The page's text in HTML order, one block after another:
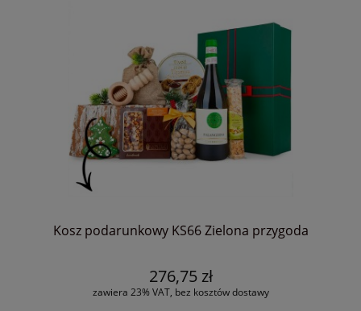
Kosz podarunkowy KS66 Zielona przygoda
276,75 zł
zawiera 23% VAT, bez kosztów dostawy